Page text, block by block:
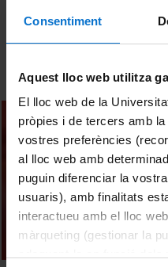
Consentiment
Aquest lloc web utilitza
El lloc web de la
pròpies i de tercers amb
vostres preferències
al lloc web amb
puguin diferenciar la
usuaris), amb finalitats
interactueu amb el lloc
màrqueting (gestionar la